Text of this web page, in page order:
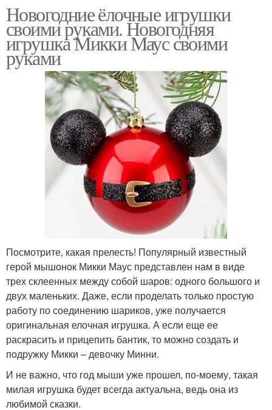
Новогодние ёлочные игрушки
своими руками. Новогодняя
игрушка Микки Маус своими
руками
Посмотрите, какая прелесть! Популярный известный
герой мышонок Микки Маус представлен нам в виде
трех склеенных между собой шаров: одного большого и
двух маленьких. Даже, если проделать только простую
работу по соединению шариков, уже получается
оригинальная елочная игрушка. А если еще ее
раскрасить и прицепить бантик, то можно создать и
подружку Микки – девочку Минни.
И не важно, что год мыши уже прошел, по-моему, такая
милая игрушка будет всегда актуальна, ведь она из
любимой сказки.